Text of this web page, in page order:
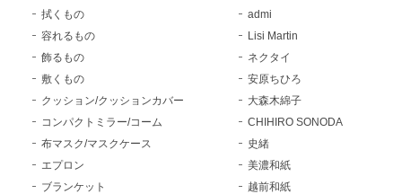
拭くもの
容れるもの
飾るもの
敷くもの
クッション/クッションカバー
コンパクトミラー/コーム
布マスク/マスクケース
エプロン
ブランケット
admi
Lisi Martin
ネクタイ
安原ちひろ
大森木綿子
CHIHIRO SONODA
史緒
美濃和紙
越前和紙